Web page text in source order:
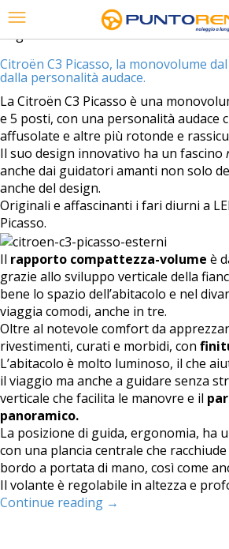
Tag Archives:Citroën C3 Picasso
Citroën C3 Picasso, la monovolume
dalla personalità audace.
La Citroën C3 Picasso è una
e 5 posti, con una personalità audace
affusolate e altre più rotonde e
Il suo design innovativo ha un fascino
anche dai guidatori amanti non solo
anche del design.
Originali e affascinanti i fari diurni a
Picasso.
Il rapporto compattezza-volume è
grazie allo sviluppo verticale della
bene lo spazio dell’abitacolo e nel
viaggia comodi, anche in tre.
Oltre al notevole comfort da
rivestimenti, curati e morbidi, con
L’abitacolo è molto luminoso, il che
il viaggio ma anche a guidare senza
verticale che facilita le manovre e il
panoramico.
La posizione di guida, ergonomia, ha
con una plancia centrale che
bordo a portata di mano, così come
Il volante è regolabile in altezza e
Continue reading →